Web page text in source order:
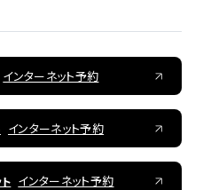
インターネット予約
インターネット予約
インターネット予約